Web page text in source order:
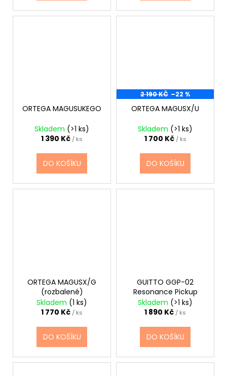
ORTEGA MAGUSUKEGO
Skladem (>1 ks)
1 390 Kč / ks
DO KOŠÍKU
2 190 KČ –22 %
ORTEGA MAGUSX/U
Skladem (>1 ks)
1 700 Kč / ks
DO KOŠÍKU
ORTEGA MAGUSX/G
(rozbalené)
Skladem (1 ks)
1 770 Kč / ks
DO KOŠÍKU
GUITTO GGP-02
Resonance Pickup
Skladem (>1 ks)
1 890 Kč / ks
DO KOŠÍKU